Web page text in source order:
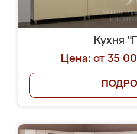
Кухня
Цена: от 35